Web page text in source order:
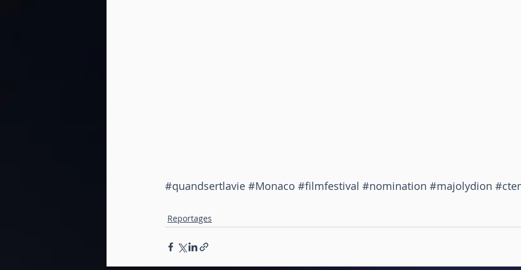
#quandsertlavie #Monaco #filmfestival #nomination #majolydion
Reportages